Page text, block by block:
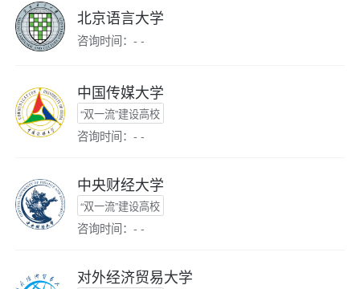
北京语言大学
咨询时间：- -
中国传媒大学
“双一流”建设高校
咨询时间：- -
中央财经大学
“双一流”建设高校
咨询时间：- -
对外经济贸易大学